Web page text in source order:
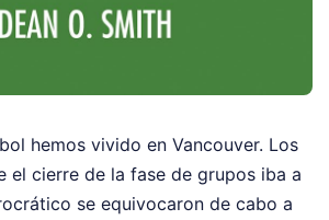
hemos vivido en Vancouver. Los
el cierre de la fase de grupos iba a
se equivocaron de cabo a